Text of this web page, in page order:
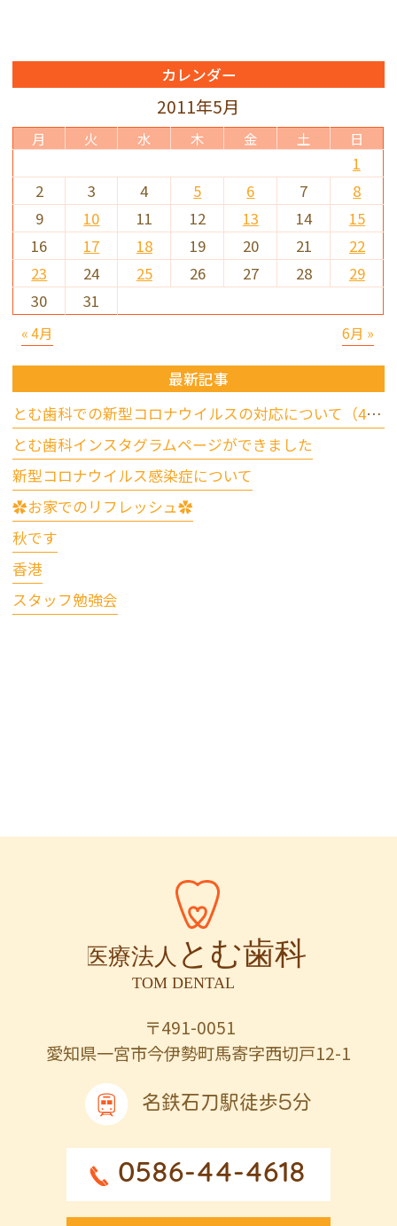
カレンダー
2011年5月
月 火 水 木 金 土 日
« 4月 6月 »
1
2
3 4 5 6 7
8
9
10 11 12 13 14
15
16
17 18 19 20 21
22
23
24 25 26 27 28
29
30
31
最新記事
とむ歯科での新型コロナウイルスの対応について（4/17更新）
とむ歯科インスタグラムページができました
新型コロナウイルス感染症について
✿お家でのリフレッシュ✿
秋です
香港
スタッフ勉強会
〒491-0051
愛知県一宮市今伊勢町馬寄字西切戸12-1
名鉄石刀駅徒歩5分
0586-44-4618